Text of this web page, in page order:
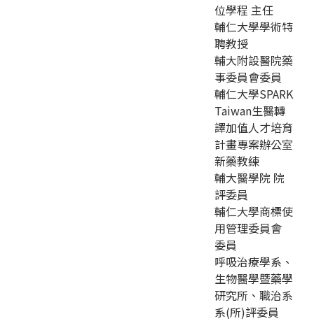
位學程 主任
輔仁大學學術特
聘教授
輔大附設醫院藥
事委員會委員
輔仁大學SPARK
Taiwan生醫轉
譯加值人才培育
計畫專案辦公室
新藥教練
輔大醫學院 院
評委員
輔仁大學商標使
用管理委員會
委員
呼吸治療學系、
生物醫學暨藥學
研究所、職治系
系(所)評委員